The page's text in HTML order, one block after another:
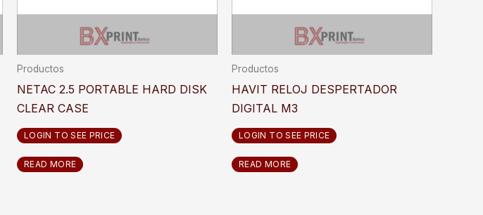
Productos
NETAC 2.5 PORTABLE HARD DISK
CLEAR CASE
LOGIN TO SEE PRICE
READ MORE
Productos
HAVIT RELOJ DESPERTADOR
DIGITAL M3
LOGIN TO SEE PRICE
READ MORE